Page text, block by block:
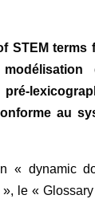
STEM terms
au
« dynamic
», le «